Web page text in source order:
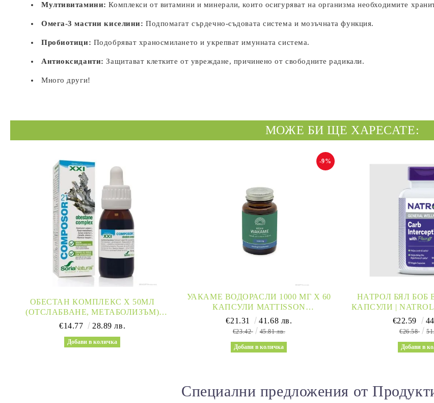
Мултивитамини: Комплекси от витамини и минерали, които осигуряват на организма необходимите
Омега-3 мастни киселини: Подпомагат сърдечно-съдовата система и мозъчната функция.
Пробиотици: Подобряват храносмилането и укрепват имунната система.
Антиоксиданти: Защитават клетките от увреждане, причинено от свободните радикали.
Много други!
МОЖЕ БИ ЩЕ ХАРЕСАТЕ:
ОБЕСТАН КОМПЛЕКС Х 50МЛ
(ОТСЛАБВАНЕ, МЕТАБОЛИЗЪМ)
SORIA NATURAL | OBESTANE
€14.77 28.89 лв.
УАКАМЕ ВОДОРАСЛИ 1000 МГ Х 60
КАПСУЛИ MATTISSON
HEALTHSTYLE | WAKAME
-9%
€21.31 41.68 лв.
€23.42 45.81 лв.
НАТРОЛ БЯЛ БОБ
КАПСУЛИ |
BEAN CARB
€22.59
€26.58
Специални предложения от